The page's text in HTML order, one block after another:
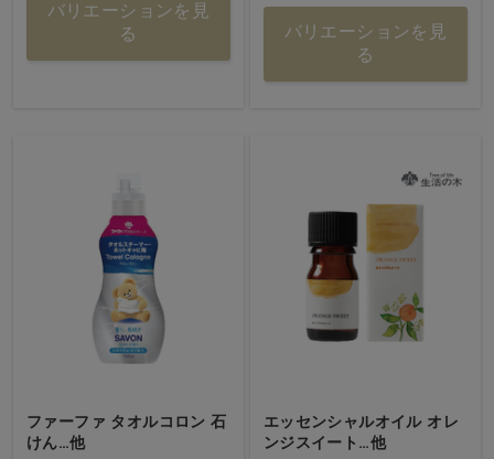
バリエーションを見
る
バリエーションを見
る
ファーファ タオルコロン 石
けん…他
エッセンシャルオイル オレ
ンジスイート…他